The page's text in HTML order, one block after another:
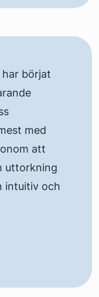
börjat
med
att
uttorkning
intuitiv och